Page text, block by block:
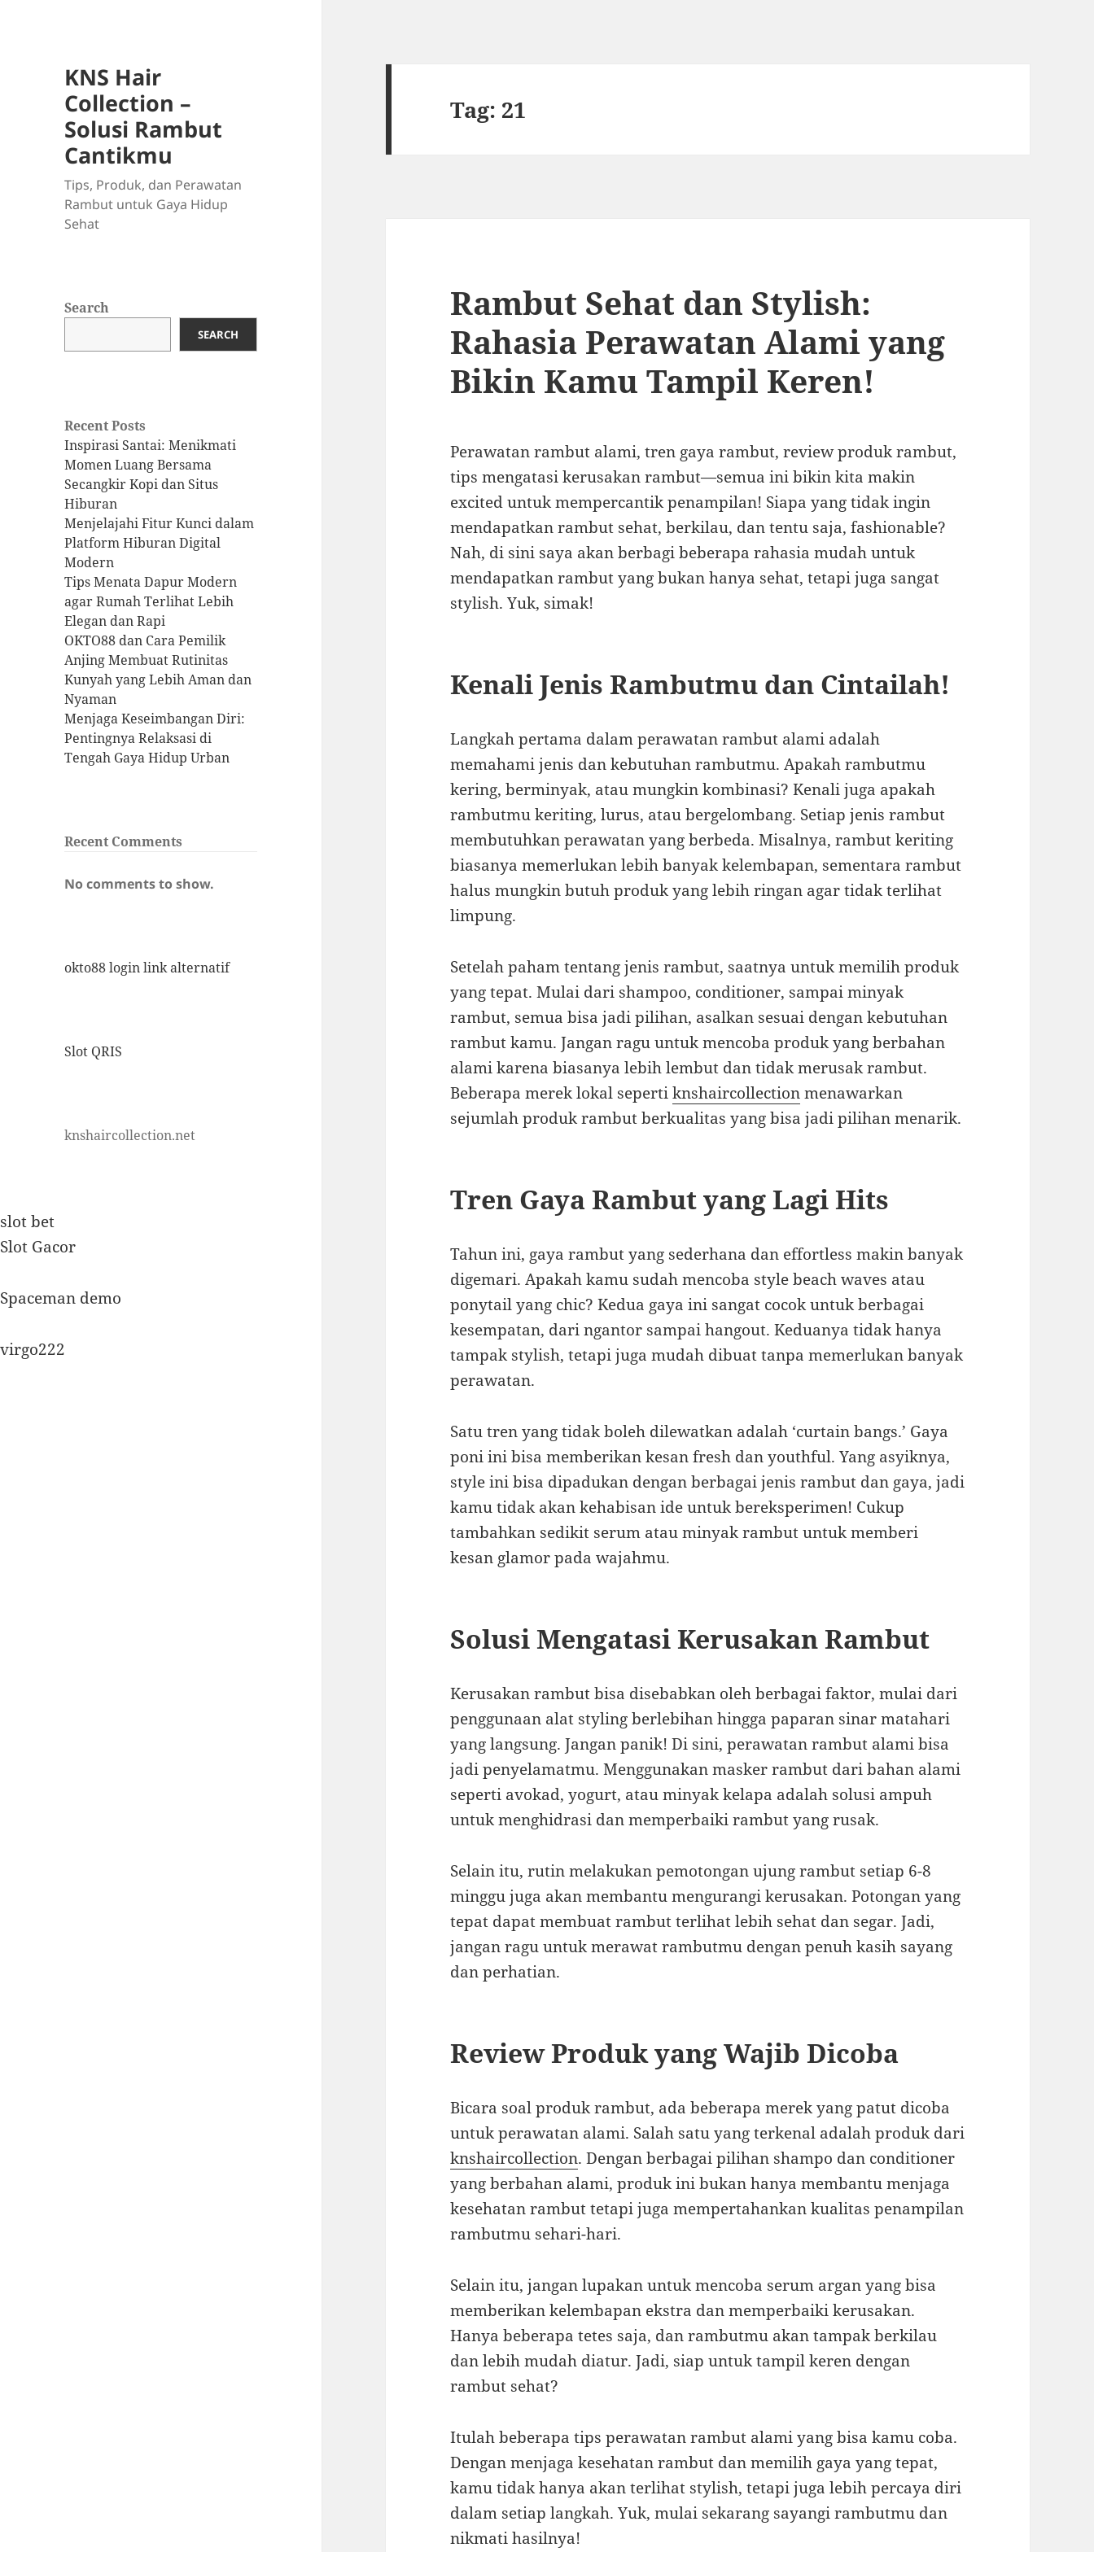
KNS Hair
Collection –
Solusi Rambut
Cantikmu
Tips, Produk, dan Perawatan
Rambut untuk Gaya Hidup
Sehat
Search
SEARCH
Recent Posts
Inspirasi Santai: Menikmati
Momen Luang Bersama
Secangkir Kopi dan Situs
Hiburan
Menjelajahi Fitur Kunci dalam
Platform Hiburan Digital
Modern
Tips Menata Dapur Modern
agar Rumah Terlihat Lebih
Elegan dan Rapi
OKTO88 dan Cara Pemilik
Anjing Membuat Rutinitas
Kunyah yang Lebih Aman dan
Nyaman
Menjaga Keseimbangan Diri:
Pentingnya Relaksasi di
Tengah Gaya Hidup Urban
Recent Comments
No comments to show.
okto88 login link alternatif
Slot QRIS
knshaircollection.net
slot bet
Slot Gacor
Spaceman demo
virgo222
Tag: 21
Rambut Sehat dan Stylish:
Rahasia Perawatan Alami yang
Bikin Kamu Tampil Keren!
Perawatan rambut alami, tren gaya rambut, review produk rambut,
tips mengatasi kerusakan rambut—semua ini bikin kita makin
excited untuk mempercantik penampilan! Siapa yang tidak ingin
mendapatkan rambut sehat, berkilau, dan tentu saja, fashionable?
Nah, di sini saya akan berbagi beberapa rahasia mudah untuk
mendapatkan rambut yang bukan hanya sehat, tetapi juga sangat
stylish. Yuk, simak!
Kenali Jenis Rambutmu dan Cintailah!
Langkah pertama dalam perawatan rambut alami adalah
memahami jenis dan kebutuhan rambutmu. Apakah rambutmu
kering, berminyak, atau mungkin kombinasi? Kenali juga apakah
rambutmu keriting, lurus, atau bergelombang. Setiap jenis rambut
membutuhkan perawatan yang berbeda. Misalnya, rambut keriting
biasanya memerlukan lebih banyak kelembapan, sementara rambut
halus mungkin butuh produk yang lebih ringan agar tidak terlihat
limpung.
Setelah paham tentang jenis rambut, saatnya untuk memilih produk
yang tepat. Mulai dari shampoo, conditioner, sampai minyak
rambut, semua bisa jadi pilihan, asalkan sesuai dengan kebutuhan
rambut kamu. Jangan ragu untuk mencoba produk yang berbahan
alami karena biasanya lebih lembut dan tidak merusak rambut.
Beberapa merek lokal sepertiknshaircollectionmenawarkan
sejumlah produk rambut berkualitas yang bisa jadi pilihan menarik.
Tren Gaya Rambut yang Lagi Hits
Tahun ini, gaya rambut yang sederhana dan effortless makin banyak
digemari. Apakah kamu sudah mencoba style beach waves atau
ponytail yang chic? Kedua gaya ini sangat cocok untuk berbagai
kesempatan, dari ngantor sampai hangout. Keduanya tidak hanya
tampak stylish, tetapi juga mudah dibuat tanpa memerlukan banyak
perawatan.
Satu tren yang tidak boleh dilewatkan adalah ‘curtain bangs.’ Gaya
poni ini bisa memberikan kesan fresh dan youthful. Yang asyiknya,
style ini bisa dipadukan dengan berbagai jenis rambut dan gaya, jadi
kamu tidak akan kehabisan ide untuk bereksperimen! Cukup
tambahkan sedikit serum atau minyak rambut untuk memberi
kesan glamor pada wajahmu.
Solusi Mengatasi Kerusakan Rambut
Kerusakan rambut bisa disebabkan oleh berbagai faktor, mulai dari
penggunaan alat styling berlebihan hingga paparan sinar matahari
yang langsung. Jangan panik! Di sini, perawatan rambut alami bisa
jadi penyelamatmu. Menggunakan masker rambut dari bahan alami
seperti avokad, yogurt, atau minyak kelapa adalah solusi ampuh
untuk menghidrasi dan memperbaiki rambut yang rusak.
Selain itu, rutin melakukan pemotongan ujung rambut setiap 6-8
minggu juga akan membantu mengurangi kerusakan. Potongan yang
tepat dapat membuat rambut terlihat lebih sehat dan segar. Jadi,
jangan ragu untuk merawat rambutmu dengan penuh kasih sayang
dan perhatian.
Review Produk yang Wajib Dicoba
Bicara soal produk rambut, ada beberapa merek yang patut dicoba
untuk perawatan alami. Salah satu yang terkenal adalah produk dari
knshaircollection. Dengan berbagai pilihan shampo dan conditioner
yang berbahan alami, produk ini bukan hanya membantu menjaga
kesehatan rambut tetapi juga mempertahankan kualitas penampilan
rambutmu sehari-hari.
Selain itu, jangan lupakan untuk mencoba serum argan yang bisa
memberikan kelembapan ekstra dan memperbaiki kerusakan.
Hanya beberapa tetes saja, dan rambutmu akan tampak berkilau
dan lebih mudah diatur. Jadi, siap untuk tampil keren dengan
rambut sehat?
Itulah beberapa tips perawatan rambut alami yang bisa kamu coba.
Dengan menjaga kesehatan rambut dan memilih gaya yang tepat,
kamu tidak hanya akan terlihat stylish, tetapi juga lebih percaya diri
dalam setiap langkah. Yuk, mulai sekarang sayangi rambutmu dan
nikmati hasilnya!